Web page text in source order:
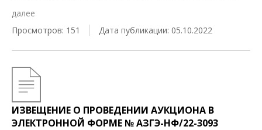
далее
Просмотров: 151
Дата публикации: 05.10.2022
ИЗВЕЩЕНИЕ О ПРОВЕДЕНИИ АУКЦИОНА В
ЭЛЕКТРОННОЙ ФОРМЕ № АЗГЭ-НФ/22-3093